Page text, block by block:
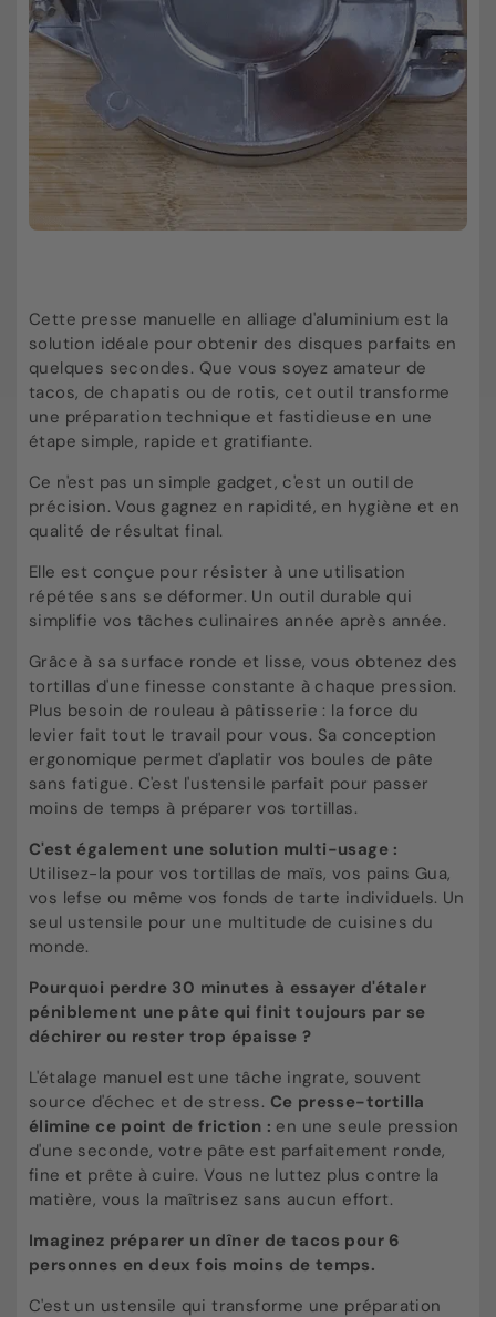
Cette presse manuelle en alliage d'aluminium est la
solution idéale pour obtenir des disques parfaits en
quelques secondes. Que vous soyez amateur de
tacos, de chapatis ou de rotis, cet outil transforme
une préparation technique et fastidieuse en une
étape simple, rapide et gratifiante.
Ce n'est pas un simple gadget, c'est un outil de
précision. Vous gagnez en rapidité, en hygiène et en
qualité de résultat final.
Elle est conçue pour résister à une utilisation
répétée sans se déformer. Un outil durable qui
simplifie vos tâches culinaires année après année.
Grâce à sa surface ronde et lisse, vous obtenez des
tortillas d'une finesse constante à chaque pression.
Plus besoin de rouleau à pâtisserie : la force du
levier fait tout le travail pour vous. Sa conception
ergonomique permet d'aplatir vos boules de pâte
sans fatigue. C'est l'ustensile parfait pour passer
moins de temps à préparer vos tortillas.
C'est également une solution multi-usage :
Utilisez-la pour vos tortillas de maïs, vos pains Gua,
vos lefse ou même vos fonds de tarte individuels. Un
seul ustensile pour une multitude de cuisines du
monde.
Pourquoi perdre 30 minutes à essayer d'étaler
péniblement une pâte qui finit toujours par se
déchirer ou rester trop épaisse ?
L'étalage manuel est une tâche ingrate, souvent
source d'échec et de stress. Ce presse-tortilla
élimine ce point de friction : en une seule pression
d'une seconde, votre pâte est parfaitement ronde,
fine et prête à cuire. Vous ne luttez plus contre la
matière, vous la maîtrisez sans aucun effort.
Imaginez préparer un dîner de tacos pour 6
personnes en deux fois moins de temps.
C'est un ustensile qui transforme une préparation